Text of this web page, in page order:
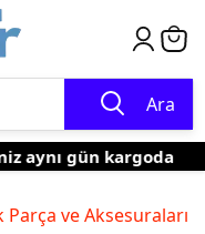
Ara
aynı gün kargoda
ve Aksesuraları